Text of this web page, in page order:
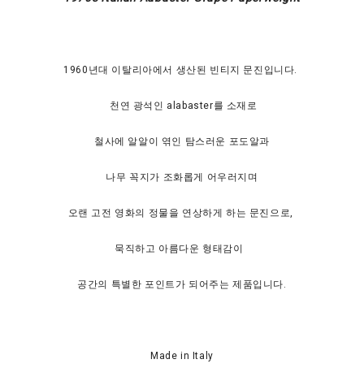
1960년대 이탈리아에서 생산된 빈티지 문진입니다.
천연 광석인 alabaster를 소재로
철사에 알알이 엮인 탐스러운 포도알과
나무 꼭지가 조화롭게 어우러지며
오랜 고전 영화의 정물을 연상하게 하는 문진으로,
묵직하고 아름다운 형태감이
공간의 특별한 포인트가 되어주는 제품입니다.
Made in Italy